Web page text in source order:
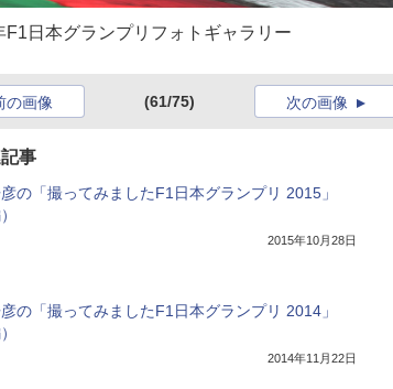
F1日本グランプリフォトギャラリー
の画像 (61/75) 次の画像
事
の「撮ってみましたF1日本グランプリ 2015」
2015年10月28日
の「撮ってみましたF1日本グランプリ 2014」
2014年11月22日